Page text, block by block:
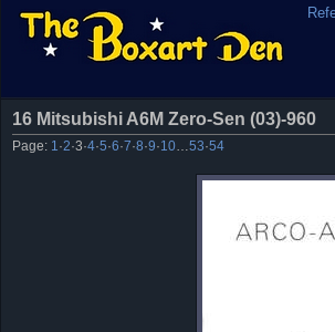
16 Mitsubishi A6M Zero-Sen (03)-960
Page: 1 ·2·3·4·5·6·7·8·9·10 53·54